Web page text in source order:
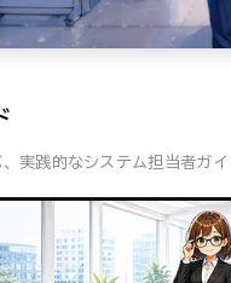
実践的なシステム担当者ガイ